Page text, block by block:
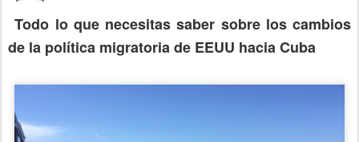
Todo lo que necesitas saber sobre los cambios
de la política migratoria de EEUU hacia Cuba